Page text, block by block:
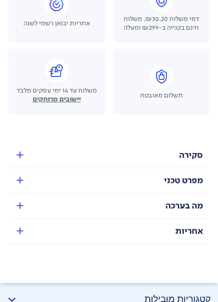
דמי משלוח ₪30.20, משלוח
חינם בקנייה ב-₪299 ומעלה
אחריות יבואן רשמי לשנה
תשלום מאובטח
משלוח עד 14 ימי עסקים מלבד
יישובים מרוחקים
סקירה
מפרט טכני
מה בערכה
אחריות
קטגוריות מובילות